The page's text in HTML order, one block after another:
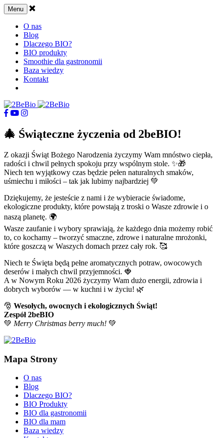
Skip
to
content
Menu
O nas
Blog
Dlaczego BIO?
BIO produkty
Smoothie dla gastronomii
Baza wiedzy
Kontakt
🎄 Świąteczne życzenia od 2beBIO!
Z okazji Świąt Bożego Narodzenia życzymy Wam mnóstwo ciepła,
radości i chwil pełnych spokoju przy wspólnym stole. ✨🎁
Niech ten wyjątkowy czas będzie pełen naturalnych smaków,
uśmiechu i miłości – tak jak lubimy najbardziej 💚
Dziękujemy, że jesteście z nami i że wybieracie świadome,
ekologiczne produkty, które powstają z troski o Wasze zdrowie i o
naszą planetę. 🌍
Wasze zaufanie i wybory sprawiają, że każdego dnia możemy robić
to, co kochamy – tworzyć smaczne, zdrowe i naturalne mrożonki,
które goszczą w Waszych domach przez cały rok. 🥰
Niech te Święta będą pełne aromatycznych potraw, owocowych
deserów i małych chwil przyjemności. 🍓
A w Nowym Roku 2026 życzymy Wam dużo energii, zdrowia i
dobrych wyborów — w kuchni i w życiu! 🌿
🎅 Wesołych, owocnych i ekologicznych Świąt!
Zespół 2beBIO
💚 Merry Christmas berry much! 💚
Mapa Strony
O nas
Blog
Dlaczego BIO?
BIO Produkty
BIO dla gastronomii
BIO dla mam
Baza wiedzy